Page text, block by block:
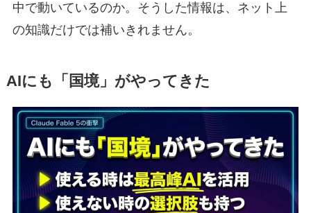
中で動いているのか。そうした情報は、ネット上
の知識だけでは補いきれません。
AIにも「国境」がやってきた